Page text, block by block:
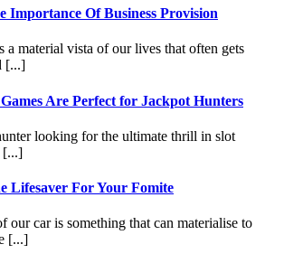
Importance Of Business Provision
a material vista of our lives that often gets
[...]
Are Perfect for Jackpot Hunters
looking for the ultimate thrill in slot
[...]
Lifesaver For Your Fomite
our car is something that can materialise to
[...]